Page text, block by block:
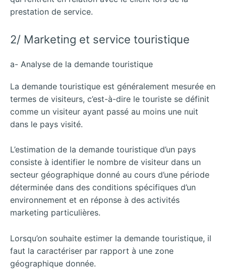
prestation de service.
2/ Marketing et service touristique
a- Analyse de la demande touristique
La demande touristique est généralement mesurée en
termes de visiteurs, c’est-à-dire le touriste se définit
comme un visiteur ayant passé au moins une nuit
dans le pays visité.
L’estimation de la demande touristique d’un pays
consiste à identifier le nombre de visiteur dans un
secteur géographique donné au cours d’une période
déterminée dans des conditions spécifiques d’un
environnement et en réponse à des activités
marketing particulières.
Lorsqu’on souhaite estimer la demande touristique, il
faut la caractériser par rapport à une zone
géographique donnée.